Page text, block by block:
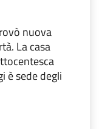
nuova
La casa
è sede degli